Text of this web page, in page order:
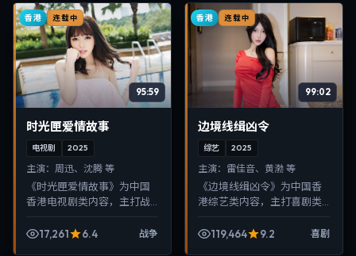
香港 连载中
95:59
时光匣爱情故事
电视剧 2025
主演： 周迅、沈腾 等
《时光匣爱情故事》为中国
香港电视剧类内容，主打战
面清晰，适合移动端与电视
17,261 6.4 战争
香港 连载中
99:02
边境线缉凶令
综艺 2025
主演： 雷佳音、黄渤 等
《边境线缉凶令》为中国香
港综艺类内容，主打喜剧类
晰，适合移动端与电视端随
119,464 9.2 喜剧